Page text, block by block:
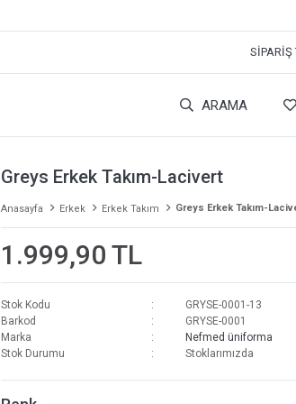
SIPARIŞ
ARAMA
Greys Erkek Takım-Lacivert
Anasayfa Erkek Erkek Takım Greys Erkek Takım-
1.999,90 TL
Stok Kodu
GRYSE-0001-13
Barkod
GRYSE-0001
Marka
Nefmed üniforma
Stok Durumu
Stoklarımızda